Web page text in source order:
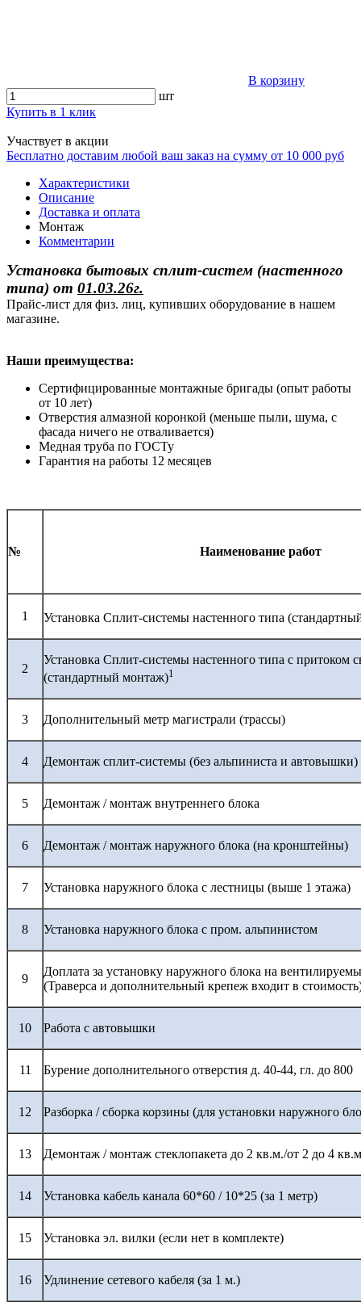
В корзину
шт
Купить в 1 клик
Участвует в акции
Бесплатно доставим любой ваш заказ на сумму от 10 000 руб
Характеристики
Описание
Доставка и оплата
Монтаж
Комментарии
Установка бытовых сплит-систем (настенного
типа) от 01.03.26г.
Прайс-лист для физ. лиц, купивших оборудование в нашем
магазине.
Наши преимущества:
Сертифицированные монтажные бригады (опыт работы
от 10 лет)
Отверстия алмазной коронкой (меньше пыли, шума, с
фасада ничего не отваливается)
Медная труба по ГОСТу
Гарантия на работы 12 месяцев
№ Наименование работ
1 Установка Сплит-системы настенного типа
2
Установка Сплит-системы настенного типа с притоком
(стандартный монтаж)1
3 Дополнительный метр магистрали (трассы)
4 Демонтаж сплит-системы (без альпиниста и автовышки)
5 Демонтаж / монтаж внутреннего блока
6 Демонтаж / монтаж наружного блока (на кронштейны)
7 Установка наружного блока с лестницы (выше 1 этажа)
8 Установка наружного блока с пром. альпинистом
9
Доплата за установку наружного блока на
(Траверса и дополнительный крепеж входит в
10 Работа с автовышки
11 Бурение дополнительного отверстия д. 40-44, гл. до 800
12 Разборка / сборка корзины (для установки наружного
13 Демонтаж / монтаж стеклопакета до 2 кв.м./от 2 до 4
14 Установка кабель канала 60*60 / 10*25 (за 1 метр)
15 Установка эл. вилки (если нет в комплекте)
16 Удлинение сетевого кабеля (за 1 м.)